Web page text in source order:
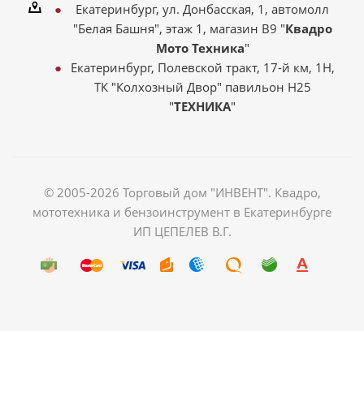
Екатеринбург, ул. Донбасская, 1, автомолл
"Белая Башня", этаж 1, магазин В9 "Квадро
Мото Техника"
Екатеринбург, Полевской тракт, 17-й км, 1Н,
ТК "Колхозный Двор" павильон Н25
"ТЕХНИКА"
© 2005-2026 Торговый дом "ИНВЕНТ". Квадро,
мототехника и бензоинструмент в Екатеринбурге
ИП ЦЕПЕЛЕВ В.Г.